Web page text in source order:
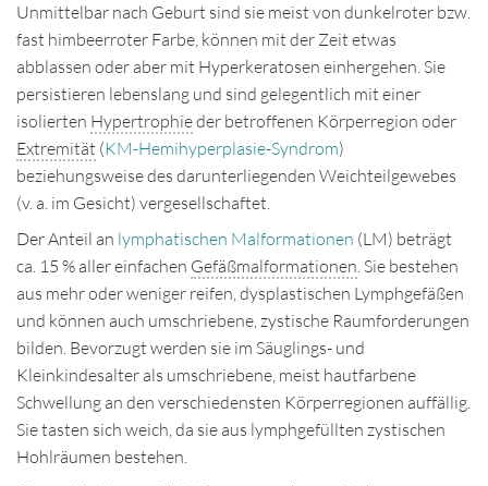
Unmittelbar nach Geburt sind sie meist von dunkelroter bzw.
fast himbeerroter Farbe, können mit der Zeit etwas
abblassen oder aber mit Hyperkeratosen einhergehen. Sie
persistieren lebenslang und sind gelegentlich mit einer
isolierten Hypertrophieder betroffenen Körperregion oder
Extremität (KM-Hemihyperplasie-Syndrom)
beziehungsweise des darunterliegenden Weichteilgewebes
(v. a. im Gesicht) vergesellschaftet.
Der Anteil an lymphatischen Malformationen (LM) beträgt
ca. 15 % aller einfachen Gefäßmalformationen. Sie bestehen
aus mehr oder weniger reifen, dysplastischen Lymphgefäßen
und können auch umschriebene, zystische Raumforderungen
bilden. Bevorzugt werden sie im Säuglings- und
Kleinkindesalter als umschriebene, meist hautfarbene
Schwellung an den verschiedensten Körperregionen auffällig.
Sie tasten sich weich, da sie aus lymphgefüllten zystischen
Hohlräumen bestehen.